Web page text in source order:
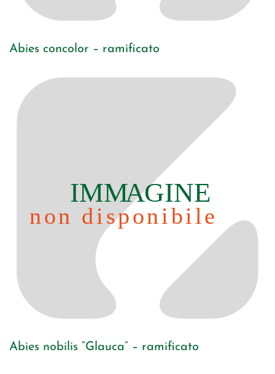
Abies concolor – ramificato
Abies nobilis “Glauca” – ramificato